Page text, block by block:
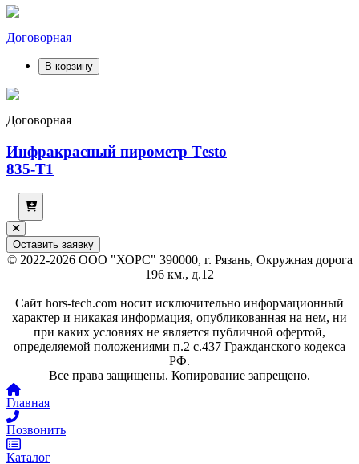
Договорная
В корзину
Договорная
Инфракрасный пирометр Тesto
835-T1
Оставить заявку
© 2022-2026 ООО "ХОРС" 390000, г. Рязань, Окружная дорога
196 км., д.12
Сайт hors-tech.com носит исключительно информационный
характер и никакая информация, опубликованная на нем, ни
при каких условиях не является публичной офертой,
определяемой положениями п.2 с.437 Гражданского кодекса
РФ.
Все права защищены. Копирование запрещено.
Главная
Позвонить
Каталог